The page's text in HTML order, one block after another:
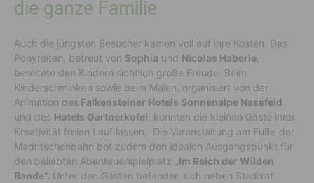
die ganze Familie
Auch die jüngsten Besucher kamen voll auf ihre Kosten. Das
Ponyreiten, betreut von Sophia und Nicolas Haberle
bereitete den Kindern sichtlich große Freude. Beim
Kinderschminken sowie beim Malen, organisiert von der
Animation des Falkensteiner Hotels Sonnenalpe Nassfeld
und des Hotels Gartnerkofel , konnten die kleinen Gäste ihrer
Kreativität freien Lauf lassen. Die Veranstaltung am Fuße der
Madritschenbahn bot zudem den idealen Ausgangspunkt für
den beliebten Abenteuerspielplatz
„Im Reich der Wilden
Bande“. Unter den Gästen befanden sich neben Stadtrat